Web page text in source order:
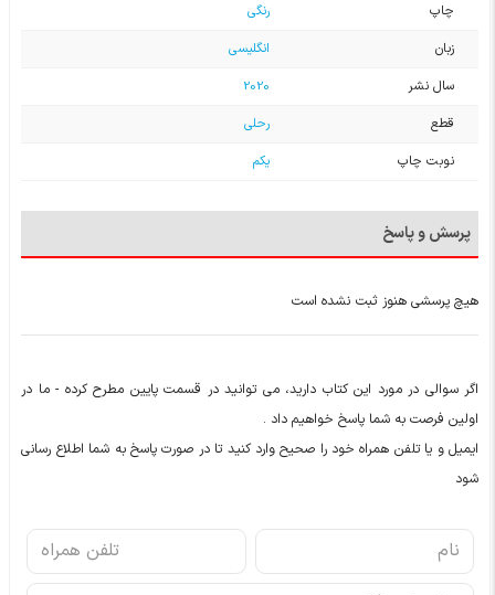
چاپ
رنگی
زبان
انگلیسی
سال نشر
2020
قطع
رحلی
نوبت چاپ
یکم
پرسش و پاسخ
هیچ پرسشی هنوز ثبت نشده است
اگر سوالی در مورد این کتاب دارید، می توانید در قسمت پایین مطرح کرده - ما در
اولین فرصت به شما پاسخ خواهیم داد .
ایمیل و یا تلفن همراه خود را صحیح وارد کنید تا در صورت پاسخ به شما اطلاع رسانی
شود